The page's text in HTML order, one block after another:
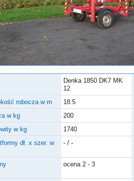
Denka 1850 DK7 MK
12
robocza w m 18.5
w kg
200
w kg
1740
dł. x szer. w
- / -
ocena 2 - 3